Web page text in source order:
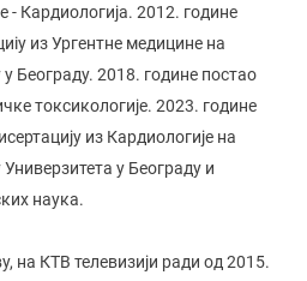
- Кардиологија. 2012. године
из Ургентне медицине на
Београду. 2018. године постао
токсикологије. 2023. године
из Кардиологије на
у Београду и
наука.
на КТВ телевизији ради од 2015.